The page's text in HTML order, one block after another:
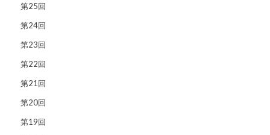
第25回
第24回
第23回
第22回
第21回
第20回
第19回